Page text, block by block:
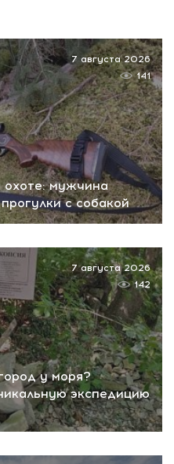
охоте: мужчина
с собакой
7 августа 2026
141
у моря?
экспедицию
7 августа 2026
142